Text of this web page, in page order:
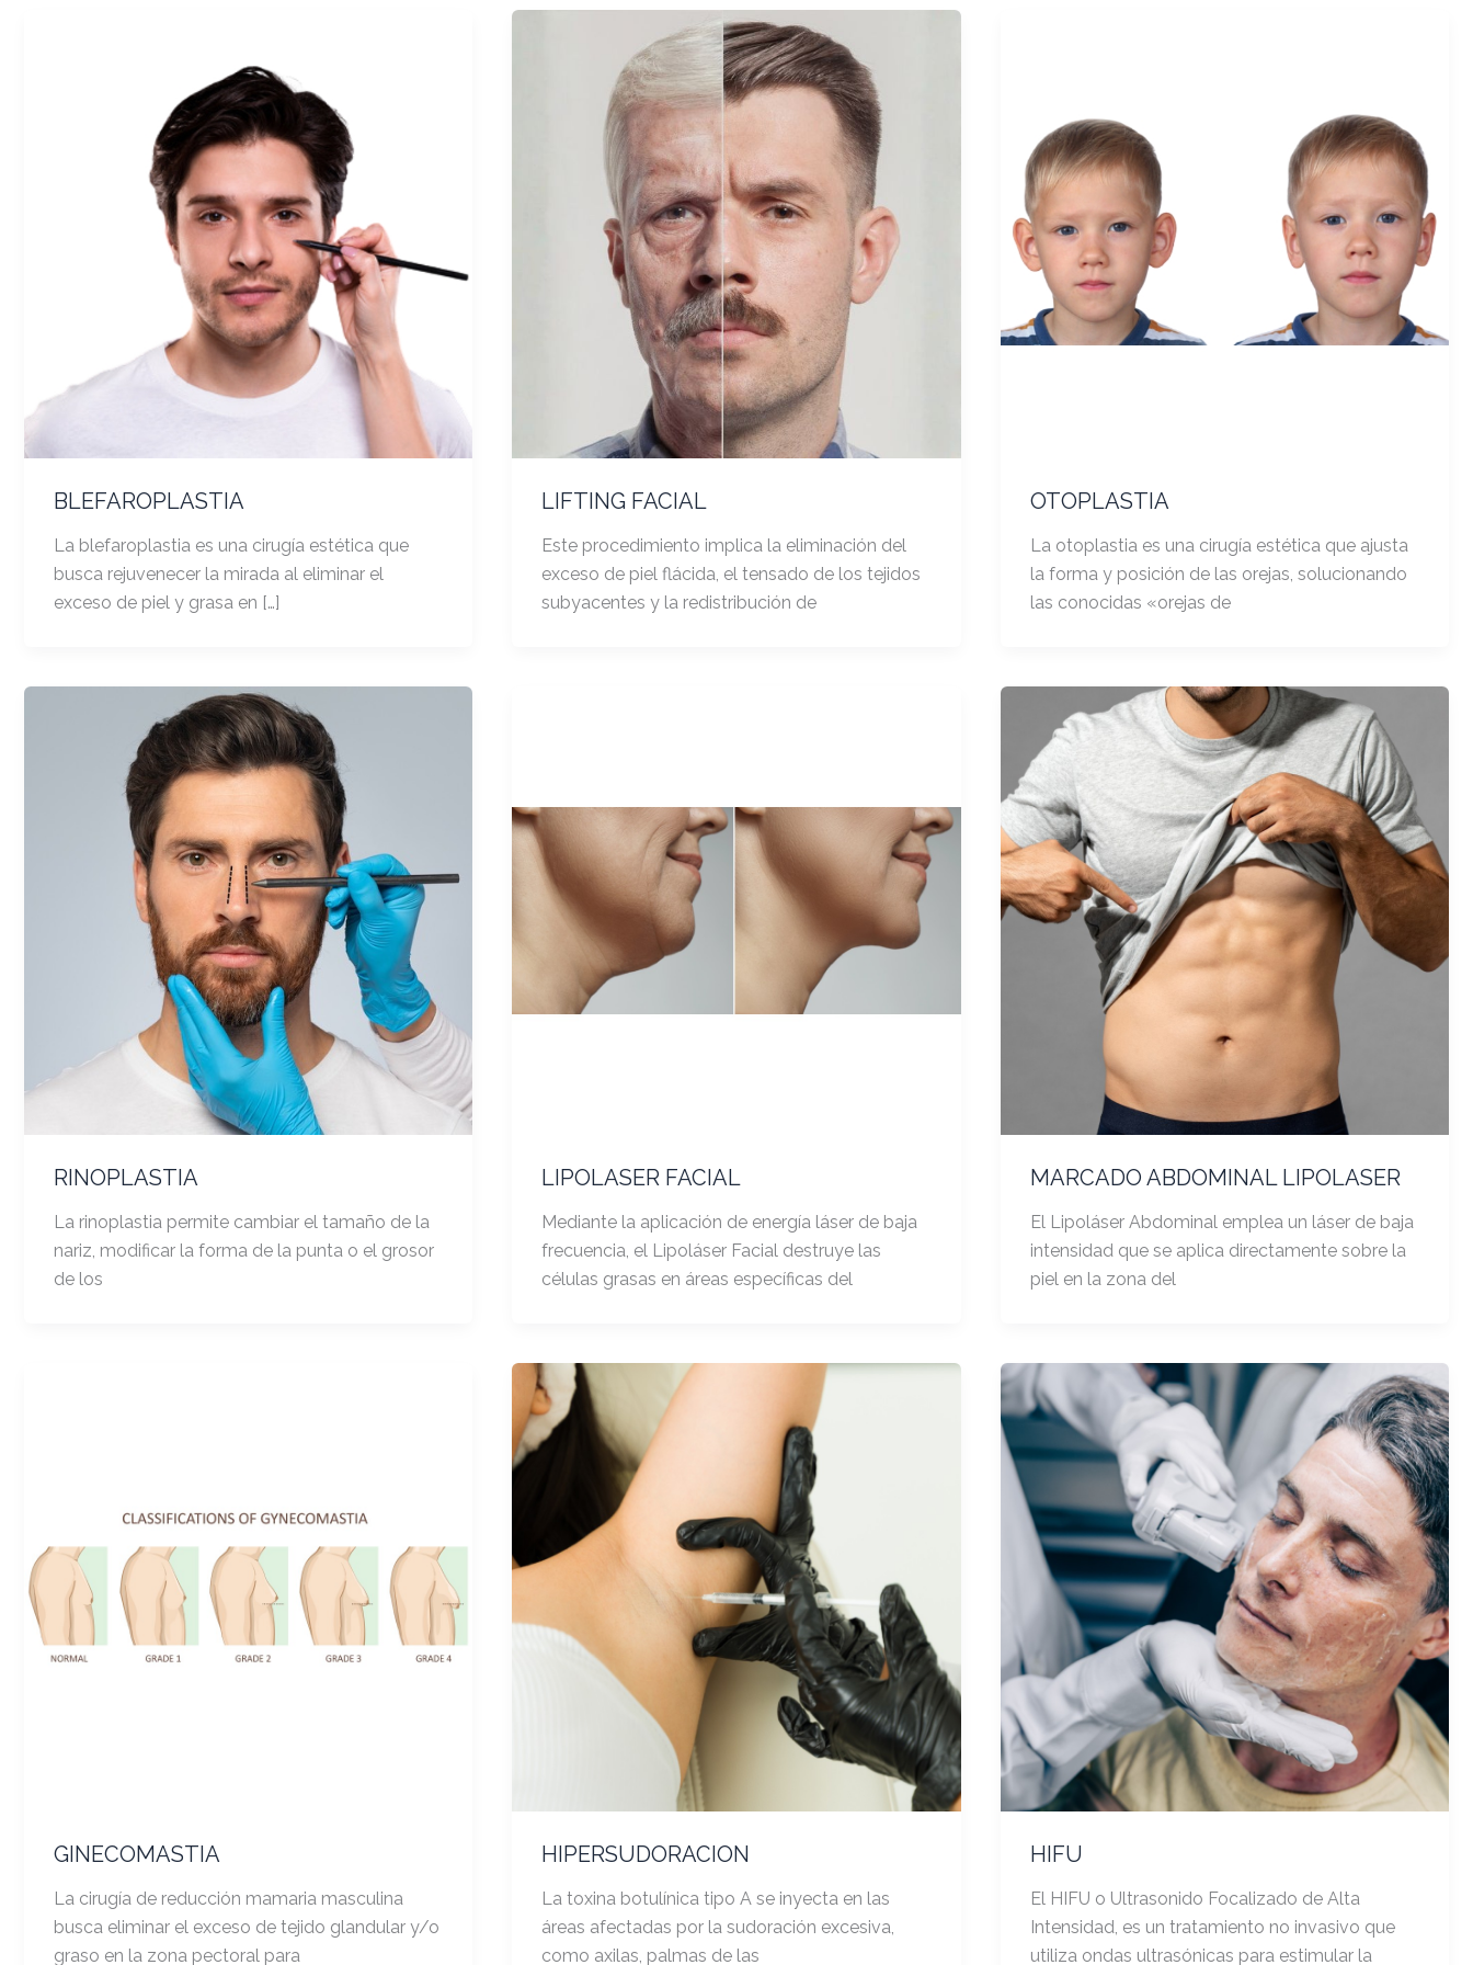
BLEFAROPLASTIA
La blefaroplastia es una cirugía estética que
busca rejuvenecer la mirada al eliminar el
exceso de piel y grasa en […]
LIFTING FACIAL
Este procedimiento implica la eliminación del
exceso de piel flácida, el tensado de los tejidos
subyacentes y la redistribución de
OTOPLASTIA
La otoplastia es una cirugía estética que ajusta
la forma y posición de las orejas, solucionando
las conocidas «orejas de
RINOPLASTIA
La rinoplastia permite cambiar el tamaño de la
nariz, modificar la forma de la punta o el grosor
de los
LIPOLASER FACIAL
Mediante la aplicación de energía láser de baja
frecuencia, el Lipoláser Facial destruye las
células grasas en áreas específicas del
MARCADO ABDOMINAL LIPOLASER
El Lipoláser Abdominal emplea un láser de baja
intensidad que se aplica directamente sobre la
piel en la zona del
GINECOMASTIA
La cirugía de reducción mamaria masculina
busca eliminar el exceso de tejido glandular y/o
graso en la zona pectoral para
HIPERSUDORACION
La toxina botulínica tipo A se inyecta en las
áreas afectadas por la sudoración excesiva,
como axilas, palmas de las
HIFU
El HIFU o Ultrasonido Focalizado de Alta
Intensidad, es un tratamiento no invasivo que
utiliza ondas ultrasónicas para estimular la